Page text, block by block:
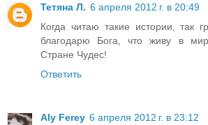
Тетяна Л. 6 апреля 2012 г. в 20:49
Когда читаю такие истории, так
благодарю Бога, что живу в
Стране Чудес!
Ответить
Aly Ferey 6 апреля 2012 г. в 23:12